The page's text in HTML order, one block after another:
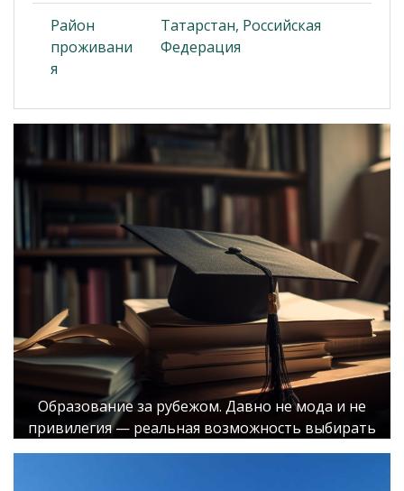
Район
проживани
я
Татарстан, Российская
Федерация
Образование за рубежом. Давно не мода и не
привилегия — реальная возможность выбирать